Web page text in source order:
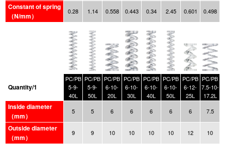
Constant of spring
（N/mm）
0.28 1.14 0.558 0.443 0.34 2.45 0.601 0.498
Quantity/1
PC/PB
5-9-
40L
PC/PB
5-9-
50L
PC/PB
6-10-
20L
PC/PB
6-10-
30L
PC/PB
6-10-
40L
PC/PB
6-10-
50L
PC/PB
6-12-
25L
PC/PB
7.5-10-
17.2L
Inside diameter
（mm）
5 5 6 6 6 6 6 7.5
Outside diameter
（mm）
9 9 10 10 10 10 12 10